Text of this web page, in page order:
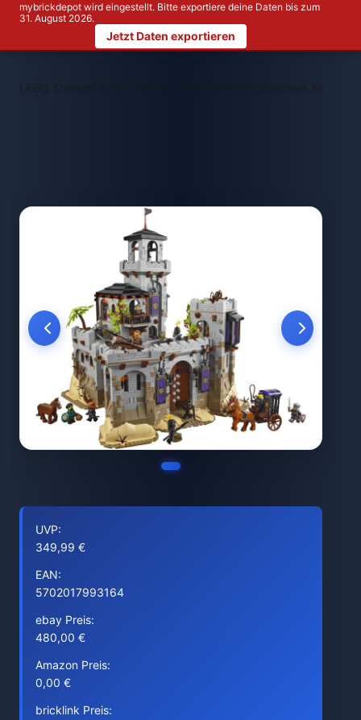
mybrickdepot wird eingestellt. Bitte exportiere deine Daten bis zum
31. August 2026.
Jetzt Daten exportieren
LEGO Themen > LEGO 910064 Dustmark Keep
UVP:
349,99 €
EAN:
5702017993164
ebay Preis:
480,00 €
Amazon Preis:
0,00 €
bricklink Preis: